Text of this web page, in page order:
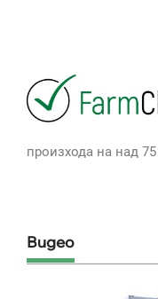
произхода на над
Видео